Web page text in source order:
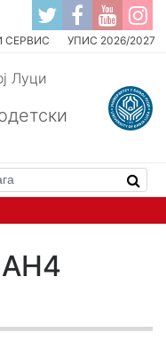
СЕРВИС УПИС 2026/2027
Луци